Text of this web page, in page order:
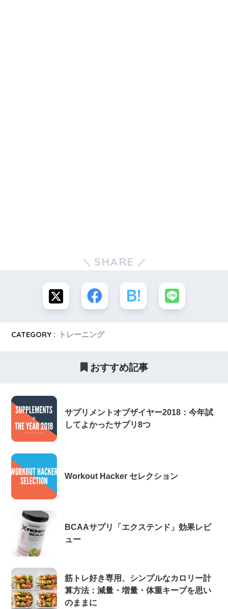
SHARE
CATEGORY : トレーニング
おすすめ記事
サプリメントオブザイヤー2018：今年試
してよかったサプリ8つ
Workout Hacker セレクション
BCAAサプリ「エクステンド」効果レビ
ュー
筋トレ好き専用、シンプルなカロリー計
算方法：減量・増量・体重キープを思い
のままに